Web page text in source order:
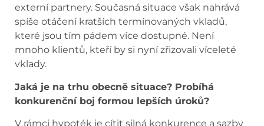
externí partnery. Současná situace však nahrává
spíše otáčení kratších termínovaných vkladů,
které jsou tím pádem více dostupné. Není
mnoho klientů, kteří by si nyní zřizovali víceleté
vklady.
Jaká je na trhu obecně situace? Probíhá
konkurenční boj formou lepších úroků?
V rámci hypoték je cítit silná konkurence a sazby